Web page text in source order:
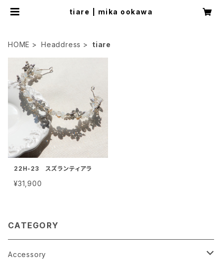
tiare | mika ookawa
HOME Headdress tiare
22H-23 スズランティアラ
¥31,900
CATEGORY
Accessory